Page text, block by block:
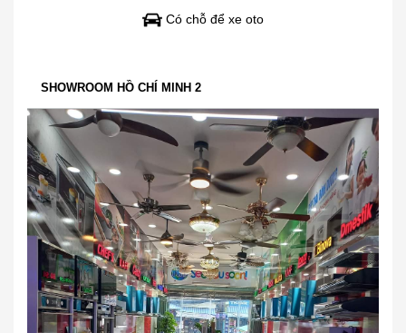
Có chỗ để xe oto
SHOWROOM HỒ CHÍ MINH 2